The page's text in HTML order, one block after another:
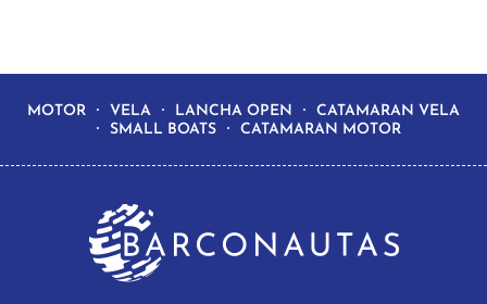
MOTOR VELA LANCHA OPEN
CATAMARAN VELA
SMALL BOATS
CATAMARAN MOTOR